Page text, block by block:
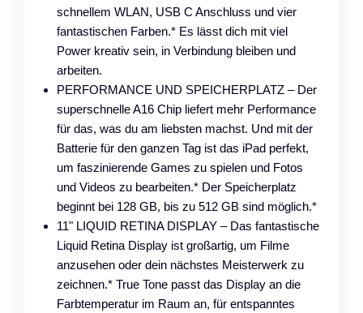
schnellem WLAN, USB C Anschluss und vier
fantastischen Farben.* Es lässt dich mit viel
Power kreativ sein, in Verbindung bleiben und
arbeiten.
PERFORMANCE UND SPEICHERPLATZ – Der
superschnelle A16 Chip liefert mehr Performance
für das, was du am liebsten machst. Und mit der
Batterie für den ganzen Tag ist das iPad perfekt,
um faszinierende Games zu spielen und Fotos
und Videos zu bearbeiten.* Der Speicherplatz
beginnt bei 128 GB, bis zu 512 GB sind möglich.*
11" LIQUID RETINA DISPLAY – Das fantastische
Liquid Retina Display ist großartig, um Filme
anzusehen oder dein nächstes Meisterwerk zu
zeichnen.* True Tone passt das Display an die
Farbtemperatur im Raum an, für entspanntes